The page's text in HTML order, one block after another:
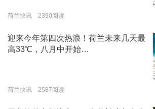
荷兰快讯 2390阅读
迎来今年第四次热浪！荷兰未来几天最
高33℃，八月中开始…
荷兰快讯 2587阅读